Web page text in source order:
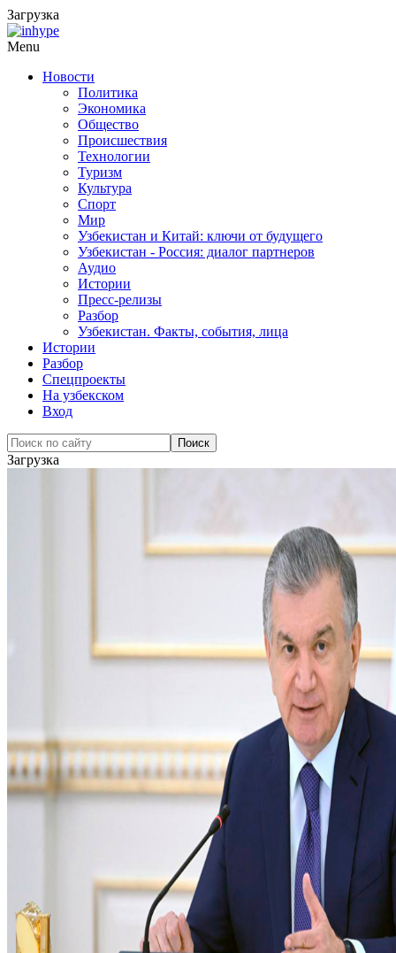
Загрузка
Menu
Новости
Политика
Экономика
Общество
Происшествия
Технологии
Туризм
Культура
Спорт
Мир
Узбекистан и Китай: ключи от будущего
Узбекистан - Россия: диалог партнеров
Аудио
Истории
Пресс-релизы
Разбор
Узбекистан. Факты, события, лица
Истории
Разбор
Спецпроекты
На узбекском
Вход
Загрузка